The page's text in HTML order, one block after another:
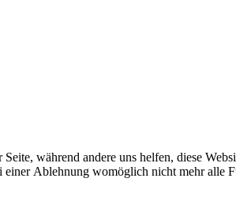
während andere uns helfen, diese
Ablehnung womöglich nicht mehr alle